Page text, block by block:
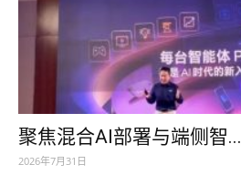
聚焦混合AI部署与端侧智...
2026年7月31日